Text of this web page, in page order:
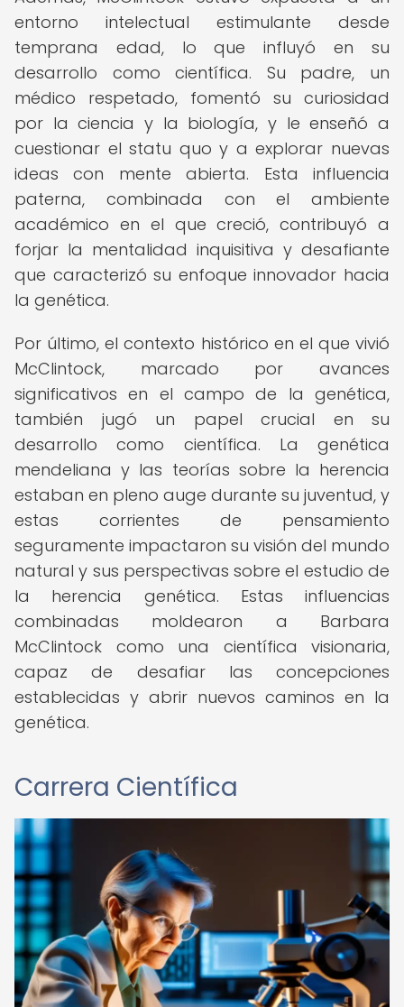
entorno intelectual estimulante desde
temprana edad, lo que influyó en su
desarrollo como científica. Su padre, un
médico respetado, fomentó su curiosidad
por la ciencia y la biología, y le enseñó a
cuestionar el statu quo y a explorar nuevas
ideas con mente abierta. Esta influencia
paterna, combinada con el ambiente
académico en el que creció, contribuyó a
forjar la mentalidad inquisitiva y desafiante
que caracterizó su enfoque innovador hacia
la genética.
Por último, el contexto histórico en el que vivió
McClintock, marcado por avances
significativos en el campo de la genética,
también jugó un papel crucial en su
desarrollo como científica. La genética
mendeliana y las teorías sobre la herencia
estaban en pleno auge durante su juventud, y
estas corrientes de pensamiento
seguramente impactaron su visión del mundo
natural y sus perspectivas sobre el estudio de
la herencia genética. Estas influencias
combinadas moldearon a Barbara
McClintock como una científica visionaria,
capaz de desafiar las concepciones
establecidas y abrir nuevos caminos en la
genética.
Carrera Científica